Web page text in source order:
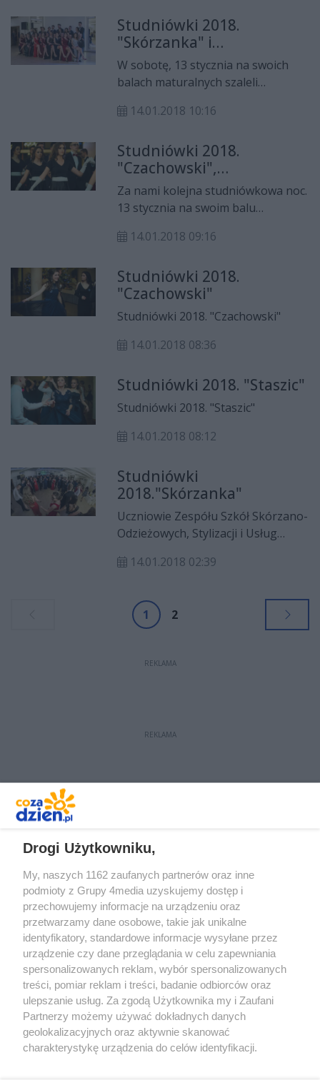
Studniówki 2018.
"Skórzanka" i
"Montessori"
W sobotę, 13 stycznia na swoich
balach maturalnych szaleli
"Montessori". Zobaczcie jak
14.01.2018 10:16
Studniówki 2018.
"Czachowski",
"Agrotechnik" i "Staszic"
Za nami kolejna studniówkowa noc.
13 stycznia na swoim balu
"Czachowskiego", "Agrotechnika" i
obejrzenia zdjęć z ich studniówek.
14.01.2018 09:16
Studniówki 2018.
"Czachowski"
Studniówki 2018. "Czachowski"
14.01.2018 08:36
Studniówki 2018. "Staszic"
Studniówki 2018. "Staszic"
14.01.2018 08:12
Studniówki
2018."Skórzanka"
Uczniowie Zespółu Szkół Skórzano-
Odzieżowych, Stylizacji i Usług
14.01.2018 02:39
1 2
REKLAMA
REKLAMA
Redakcja Reklama Prywatność
Praca Łódź
the:protocol
Drogi Użytkowniku,
My, naszych 1162 zaufanych partnerów oraz inne
podmioty z Grupy 4media uzyskujemy dostęp i
przechowujemy informacje na urządzeniu oraz
przetwarzamy dane osobowe, takie jak unikalne
identyfikatory, standardowe informacje wysyłane przez
urządzenie czy dane przeglądania w celu zapewniania
spersonalizowanych reklam, wybór spersonalizowanych
treści, pomiar reklam i treści, badanie odbiorców oraz
ulepszanie usług. Za zgodą Użytkownika my i Zaufani
Partnerzy możemy używać dokładnych danych
geolokalizacyjnych oraz aktywnie skanować
charakterystykę urządzenia do celów identyfikacji.